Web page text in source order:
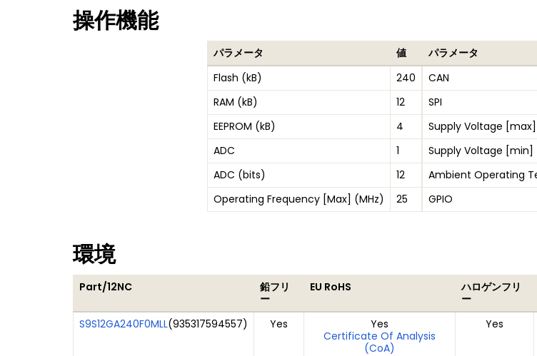
操作機能
パラメータ
値
Flash (kB)
240
RAM (kB)
12
EEPROM (kB)
4
ADC
1
ADC (bits)
12
Operating Frequency [Max] (MHz)
25
パラメータ
CAN
SPI
Supply Voltage
Supply Voltage [min]
Ambient Operating
GPIO
環境
Part/12NC
鉛フリ
ー
EU RoHS
ハロゲンフリ
ー
S9S12GA240F0MLL(935317594557) Yes
Yes
Certificate Of Analysis
(CoA)
Yes